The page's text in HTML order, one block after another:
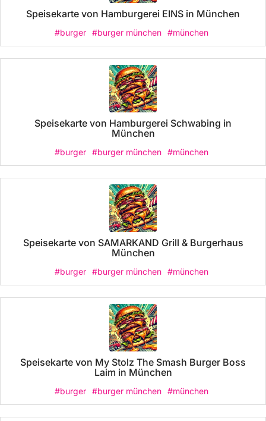
Speisekarte von Hamburgerei EINS in München
#burger #burger münchen #münchen
Speisekarte von Hamburgerei Schwabing in
München
#burger #burger münchen #münchen
Speisekarte von SAMARKAND Grill & Burgerhaus
München
#burger #burger münchen #münchen
Speisekarte von My Stolz The Smash Burger Boss
Laim in München
#burger #burger münchen #münchen